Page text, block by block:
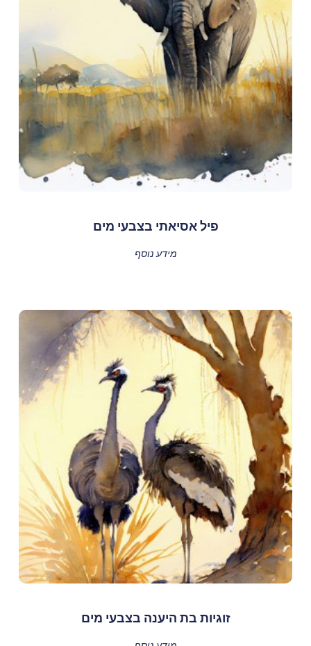
פיל אסיאתי בצבעי מים
מידע נוסף
זוגיות בת היענה בצבעי מים